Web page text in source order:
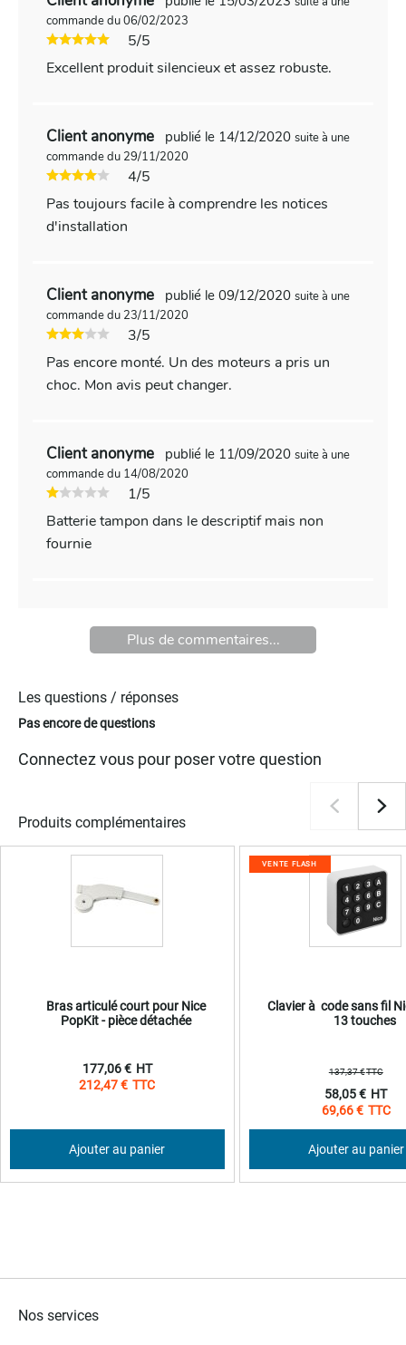
commande du 06/02/2023
5/5
Excellent produit silencieux et assez robuste.
Client anonyme publié le 14/12/2020 suite à une
commande du 29/11/2020
4/5
Pas toujours facile à comprendre les notices
d'installation
Client anonyme publié le 09/12/2020 suite à une
commande du 23/11/2020
3/5
Pas encore monté. Un des moteurs a pris un
choc. Mon avis peut changer.
Client anonyme publié le 11/09/2020 suite à une
commande du 14/08/2020
1/5
Batterie tampon dans le descriptif mais non
fournie
Plus de commentaires...
Les questions / réponses
Pas encore de questions
Connectez vous pour poser votre question
Produits complémentaires
Bras articulé court pour Nice
PopKit - pièce détachée
212,47 €
177,06 €
Ajouter au panier
VENTE FLASH
Clavier à code sans fil
13 touches
Prix
Spécial
69,66 €
58,05 €
137,37 €
Ajouter au panier
Nos services